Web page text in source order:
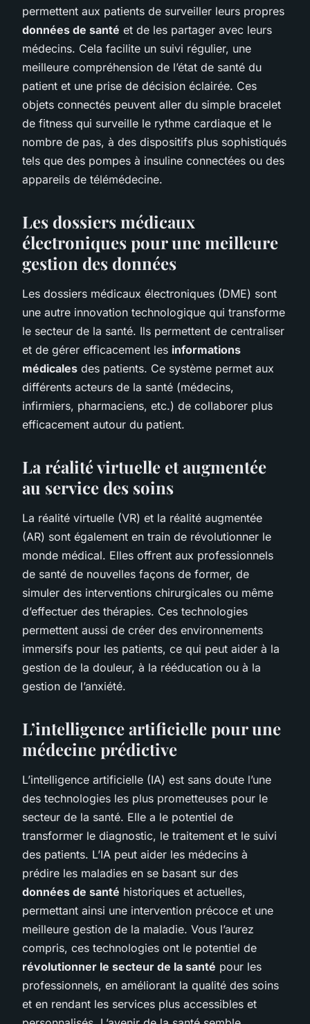
permettent aux patients de surveiller leurs propres
données de santé et de les partager avec leurs
médecins. Cela facilite un suivi régulier, une
meilleure compréhension de l’état de santé du
patient et une prise de décision éclairée. Ces
objets connectés peuvent aller du simple bracelet
de fitness qui surveille le rythme cardiaque et le
nombre de pas, à des dispositifs plus sophistiqués
tels que des pompes à insuline connectées ou des
appareils de télémédecine.
Les dossiers médicaux
électroniques pour une meilleure
gestion des données
Les dossiers médicaux électroniques (DME) sont
une autre innovation technologique qui transforme
le secteur de la santé. Ils permettent de centraliser
et de gérer efficacement les informations
médicales des patients. Ce système permet aux
différents acteurs de la santé (médecins,
infirmiers, pharmaciens, etc.) de collaborer plus
efficacement autour du patient.
La réalité virtuelle et augmentée
au service des soins
La réalité virtuelle (VR) et la réalité augmentée
(AR) sont également en train de révolutionner le
monde médical. Elles offrent aux professionnels
de santé de nouvelles façons de former, de
simuler des interventions chirurgicales ou même
d’effectuer des thérapies. Ces technologies
permettent aussi de créer des environnements
immersifs pour les patients, ce qui peut aider à la
gestion de la douleur, à la rééducation ou à la
gestion de l’anxiété.
L’intelligence artificielle pour une
médecine prédictive
L’intelligence artificielle (IA) est sans doute l’une
des technologies les plus prometteuses pour le
secteur de la santé. Elle a le potentiel de
transformer le diagnostic, le traitement et le suivi
des patients. L’IA peut aider les médecins à
prédire les maladies en se basant sur des
données de santé historiques et actuelles,
permettant ainsi une intervention précoce et une
meilleure gestion de la maladie. Vous l’aurez
compris, ces technologies ont le potentiel de
révolutionner le secteur de la santé pour les
professionnels, en améliorant la qualité des soins
et en rendant les services plus accessibles et